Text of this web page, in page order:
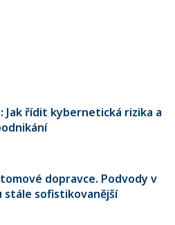
Jak řídit kybernetická rizika a
dopravce. Podvody v
stále sofistikovanější